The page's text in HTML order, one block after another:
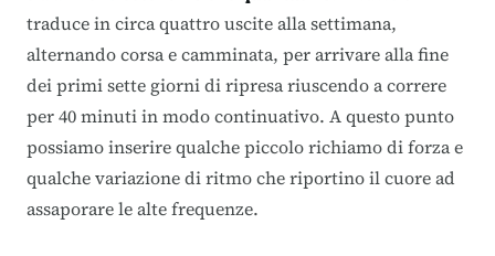
traduce in circa quattro uscite alla settimana,
alternando corsa e camminata, per arrivare alla fine
dei primi sette giorni di ripresa riuscendo a correre
per 40 minuti in modo continuativo. A questo punto
possiamo inserire qualche piccolo richiamo di forza e
qualche variazione di ritmo che riportino il cuore ad
assaporare le alte frequenze.